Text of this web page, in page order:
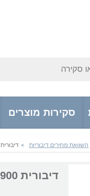
סקירה
סקירות מוצרים
השוואת מחירים דיבוריות > דיבורית Miracase MBTH900
דיבורית Miracase MBTH900